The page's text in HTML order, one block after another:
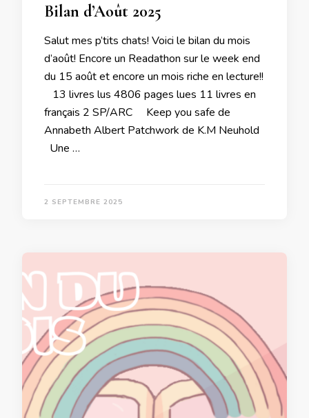
Bilan d’Août 2025
Salut mes p’tits chats! Voici le bilan du mois
d’août! Encore un Readathon sur le week end
du 15 août et encore un mois riche en lecture!!
13 livres lus 4806 pages lues 11 livres en
français 2 SP/ARC Keep you safe de
Annabeth Albert Patchwork de K.M Neuhold
Une …
2 SEPTEMBRE 2025